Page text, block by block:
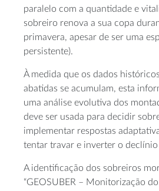
paralelo com a quantidade e
sobreiro renova a sua copa
primavera, apesar de ser uma
persistente).
À medida que os dados
abatidas se acumulam, esta
uma análise evolutiva dos
deve ser usada para decidir
implementar respostas
tentar travar e inverter o
A identificação dos sobreiros
“GEOSUBER – Monitorização